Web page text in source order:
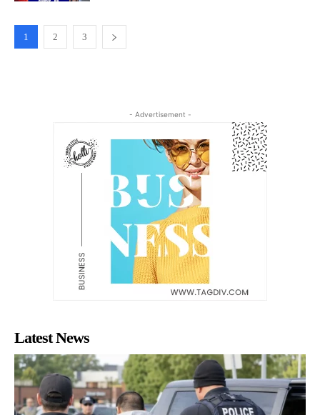
1 2 3
- Advertisement -
Latest News